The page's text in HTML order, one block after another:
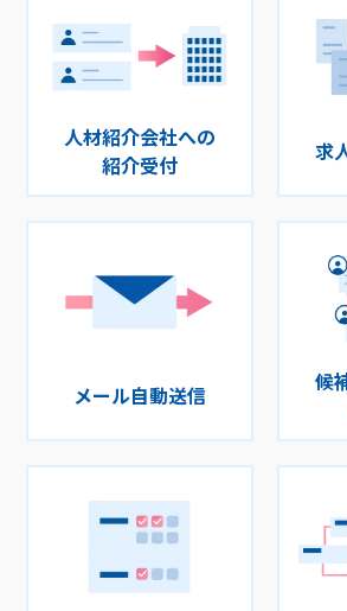
人材紹介会社への
紹介受付
求
メール自動送信
候